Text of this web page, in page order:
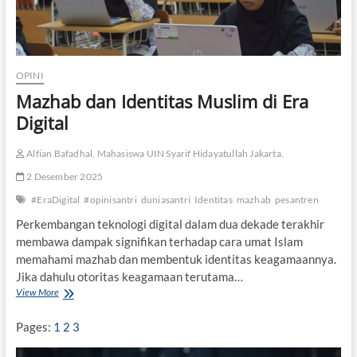
OPINI
Mazhab dan Identitas Muslim di Era
Digital
Alfian Bafadhal, Mahasiswa UIN Syarif Hidayatullah Jakarta.
2 Desember 2025
#EraDigital #opinisantri duniasantri Identitas mazhab pesantren
Perkembangan teknologi digital dalam dua dekade terakhir
membawa dampak signifikan terhadap cara umat Islam
memahami mazhab dan membentuk identitas keagamaannya.
Jika dahulu otoritas keagamaan terutama…
View MoreM
h
a
Pages: 1 2 3